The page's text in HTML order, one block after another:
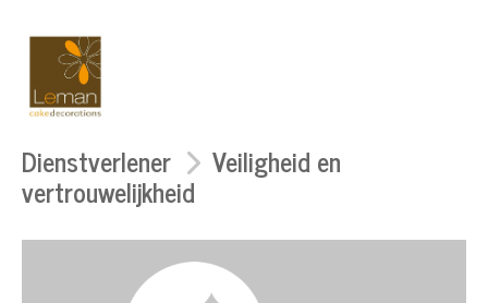
Dienstverlener Veiligheid en
vertrouwelijkheid